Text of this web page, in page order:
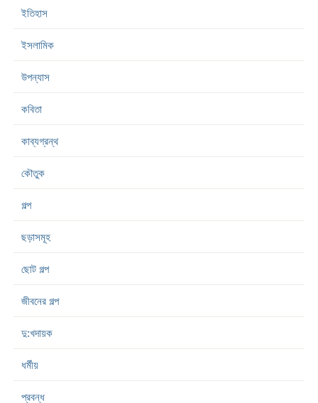
ইতিহাস
ইসলামিক
উপন্যাস
কবিতা
কাব্যগ্রন্থ
কৌতুক
গল্প
ছড়াসমূহ
ছোট গল্প
জীবনের গল্প
দু:খদায়ক
ধর্মীয়
প্রবন্ধ